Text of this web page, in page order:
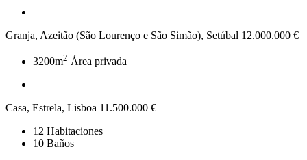
Granja, Azeitão (São Lourenço e São Simão), Setúbal 12.000.000 €
3200m2 Área privada
Casa, Estrela, Lisboa 11.500.000 €
12 Habitaciones
10 Baños